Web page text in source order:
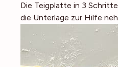
Die Teigplatte in 3
die Unterlage zur Hilfe